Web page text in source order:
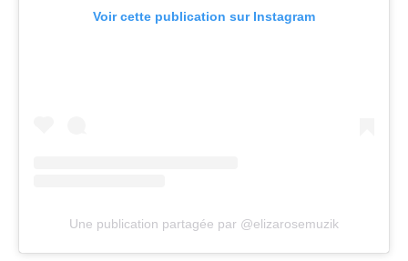
Voir cette publication sur Instagram
Une publication partagée par @elizarosemuzik